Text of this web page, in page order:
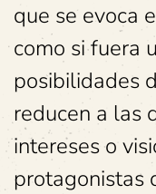
que se evoca
como si fuera
posibilidades
reducen a las
intereses o
protagonistas